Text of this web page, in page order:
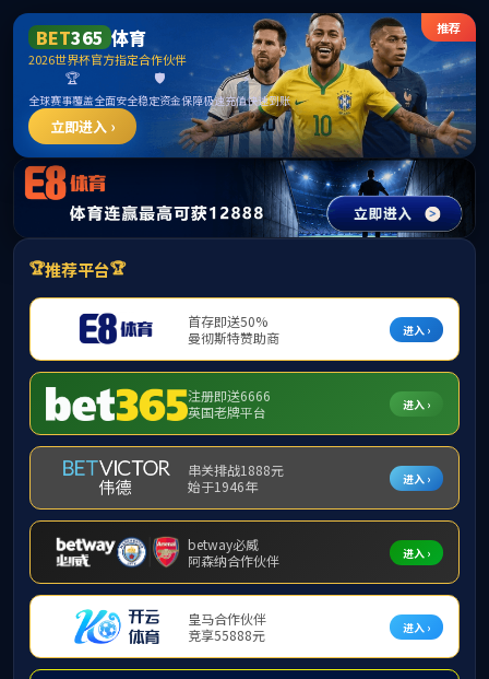
TapTap点点(原188改名)官方网站-Official Website
首页 团队队伍 人才培养